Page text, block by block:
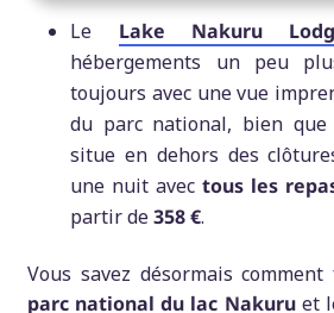
Le Lake Nakuru
hébergements un peu
toujours avec une vue
du parc national, bien que
situe en dehors des
une nuit avectous les
partir de358 €.
Vous savez désormais
parc national du lac Nakuruet